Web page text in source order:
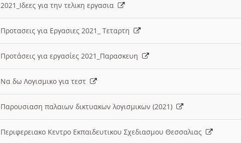
2021_Ιδεες για την τελικη εργασια
Προτασεις για Εργασιες 2021_ Τεταρτη
Προτάσεις για εργασίες 2021_Παρασκευη
Να δω Λογισμικο για τεστ
Παρουσιαση παλαιων δικτυακων λογισμικων (2021)
Περιφερειακο Κεντρο Εκπαιδευτικου Σχεδιασμου Θεσσαλιας